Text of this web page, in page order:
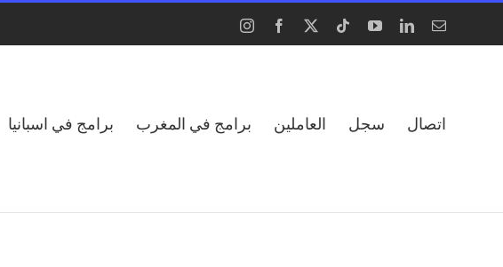
InstagramFacebook
X TiktokYouTubeLinkedInEmail
برامج في اسبانيا برامج في المغرب العاملين سجل اتصال